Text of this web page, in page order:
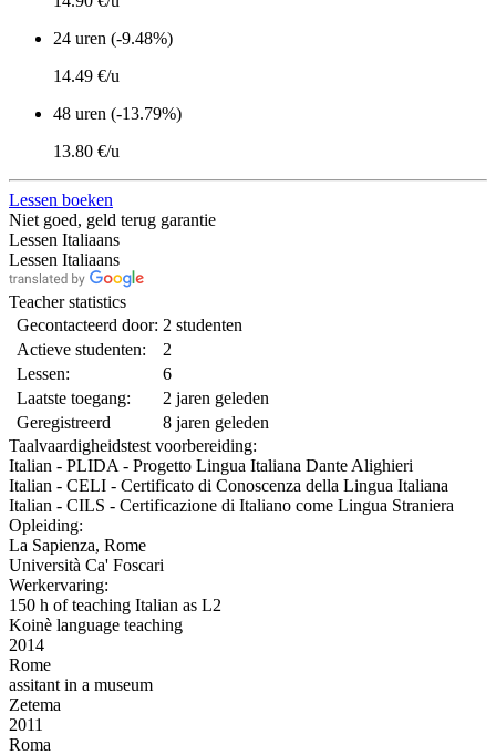
24 uren (-9.48%)
14.49 €/u
48 uren (-13.79%)
13.80 €/u
Lessen boeken
Niet goed, geld terug garantie
Lessen Italiaans
Lessen Italiaans
Teacher statistics
Gecontacteerd door: 2 studenten
Actieve studenten:
2
Lessen:
6
Laatste toegang:
2 jaren geleden
Geregistreerd
8 jaren geleden
Taalvaardigheidstest voorbereiding:
Italian - PLIDA - Progetto Lingua Italiana Dante Alighieri
Italian - CELI - Certificato di Conoscenza della Lingua Italiana
Italian - CILS - Certificazione di Italiano come Lingua Straniera
Opleiding:
La Sapienza, Rome
Università Ca' Foscari
Werkervaring:
150 h of teaching Italian as L2
Koinè language teaching
2014
Rome
assitant in a museum
Zetema
2011
Roma